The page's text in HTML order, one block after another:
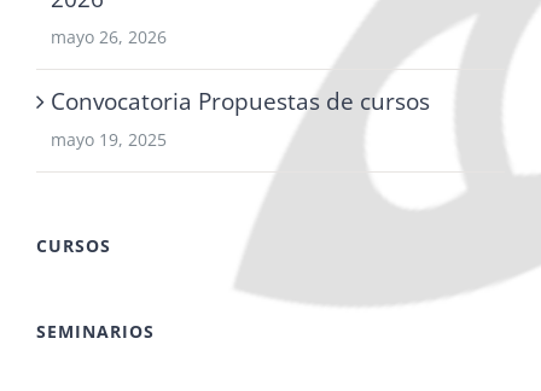
mayo 26, 2026
Convocatoria Propuestas de cursos
mayo 19, 2025
CURSOS
SEMINARIOS